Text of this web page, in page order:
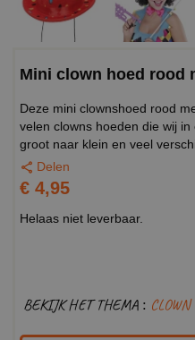
Mini clown hoed rood
Deze mini clownshoed rood
velen clowns hoeden die wij
groot naar klein en veel
Delen
€ 4,95
Helaas niet leverbaar.
BEKIJK HET THEMA : CLOWN